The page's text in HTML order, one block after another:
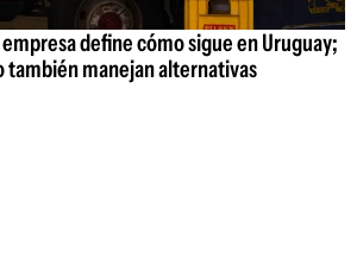
empresa define cómo sigue en Uruguay;
también manejan alternativas